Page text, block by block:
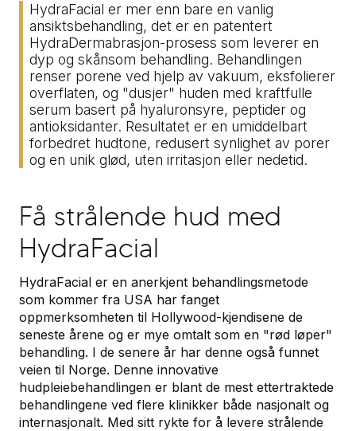
HydraFacial er mer enn bare en vanlig
ansiktsbehandling, det er en patentert
HydraDermabrasjon-prosess som leverer en
dyp og skånsom behandling. Behandlingen
renser porene ved hjelp av vakuum, eksfolierer
overflaten, og "dusjer" huden med kraftfulle
serum basert på hyaluronsyre, peptider og
antioksidanter. Resultatet er en umiddelbart
forbedret hudtone, redusert synlighet av porer
og en unik glød, uten irritasjon eller nedetid.
Få strålende hud med
HydraFacial
HydraFacial er en anerkjent behandlingsmetode
som kommer fra USA har fanget
oppmerksomheten til Hollywood-kjendisene de
seneste årene og er mye omtalt som en "rød løper"
behandling. I de senere år har denne også funnet
veien til Norge. Denne innovative
hudpleiebehandlingen er blant de mest ettertraktede
behandlingene ved flere klinikker både nasjonalt og
internasjonalt. Med sitt rykte for å levere strålende